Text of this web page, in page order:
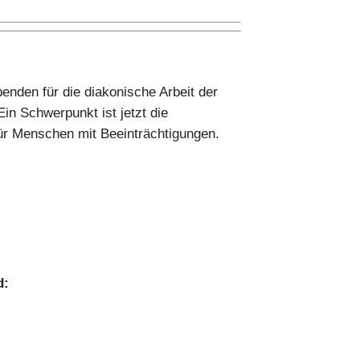
für die diakonische Arbeit der
Schwerpunkt ist jetzt die
Menschen mit Beeinträchtigungen.